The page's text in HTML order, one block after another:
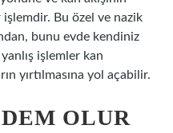
Bu özel ve nazik
bunu evde kendiniz
işlemler kan
yırtılmasına yol açabilir.
OLUR